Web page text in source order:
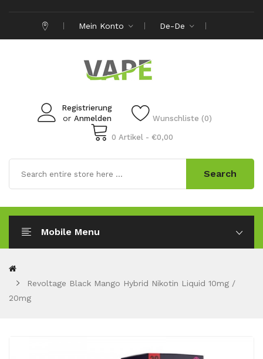
Mein Konto De-De
Registrierung
or Anmelden Wunschliste (0)
0 Artikel - €0,00
Search
Mobile Menu
Revoltage Black Mango Hybrid Nikotin Liquid 10mg /
20mg